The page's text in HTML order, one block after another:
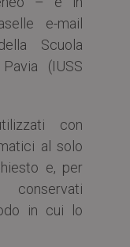
e-mail
Scuola
(IUSS
con
al solo
e, per
in cui lo